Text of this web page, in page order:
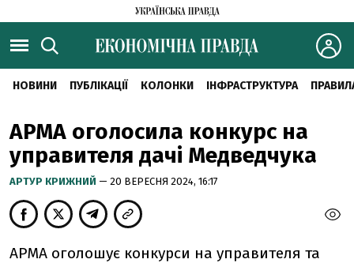
НОВИНИ ПУБЛІКАЦІЇ КОЛОНКИ ІНФРАСТРУКТУРА
АРМА оголосила конкурс на
управителя дачі Медведчука
АРТУР КРИЖНИЙ — 20 ВЕРЕСНЯ 2024, 16:17
АРМА оголошує конкурси на управителя та